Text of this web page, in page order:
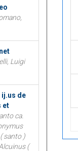
Luigi
de
et
ca.
santo )
(